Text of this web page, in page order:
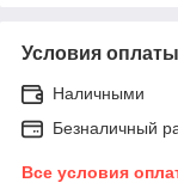
Условия оплаты
Наличными
Безналичный
Все условия